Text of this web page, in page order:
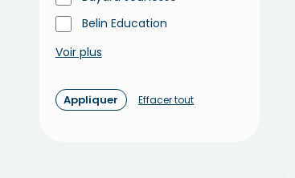
Belin Education
Voir plus
Appliquer Effacer tout